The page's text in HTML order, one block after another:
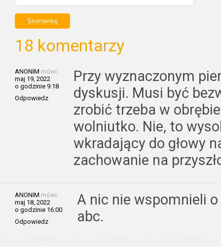
18 komentarzy
ANONIM mówi:
maj 19, 2022
o godzinie 9:18
Odpowiedz
Przy wyznaczonym
dyskusji. Musi być
zrobić trzeba w
wolniutko. Nie, to
wkradający do głowy
zachowanie na
ANONIM mówi:
maj 18, 2022
o godzinie 16:00
Odpowiedz
A nic nie wspomnieli
abc.